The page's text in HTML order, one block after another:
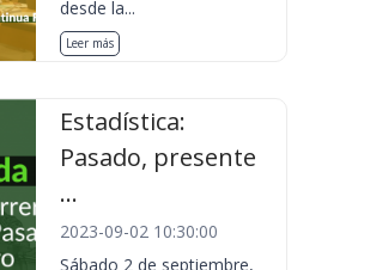
desde la...
Leer más
Estadística:
Pasado, presente
...
2023-09-02 10:30:00
Sábado 2 de septiembre,